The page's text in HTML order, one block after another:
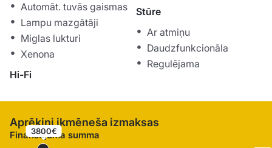
Automāt. tuvās gaismas
Lampu mazgātāji
Miglas lukturi
Xenona
Hi-Fi
Stūre
Ar atmiņu
Daudzfunkcionāla
Regulējama
Aprēķini ikmēneša izmaksas
Finansējuma summa
3800€